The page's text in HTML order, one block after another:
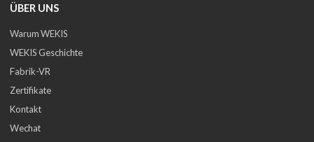
ÜBER UNS
Warum WEKIS
WEKIS Geschichte
Fabrik-VR
Zertifikate
Kontakt
Wechat